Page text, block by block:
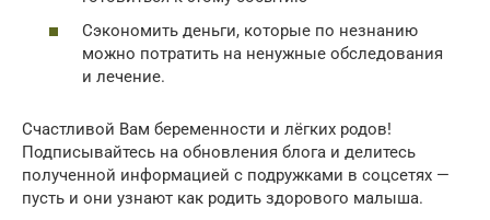
Сэкономить деньги, которые по незнанию
можно потратить на ненужные обследования
и лечение.
Счастливой Вам беременности и лёгких родов!
Подписывайтесь на обновления блога и делитесь
полученной информацией с подружками в соцсетях —
пусть и они узнают как родить здорового малыша.